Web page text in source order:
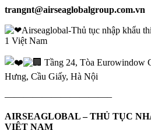
trangnt@airseaglobalgroup.com.vn
Airseaglobal-Thủ tục nhập khẩu
1 Việt Nam
Tầng 24, Tòa Eurowindow
Hưng, Cầu Giấy, Hà Nội
———————————–
AIRSEAGLOBAL – THỦ TỤC
VIỆT NAM